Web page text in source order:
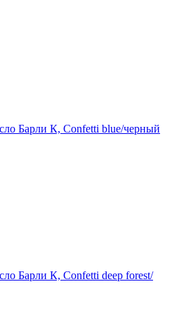
Барли К, Confetti blue/черный
Барли К, Confetti deep forest/